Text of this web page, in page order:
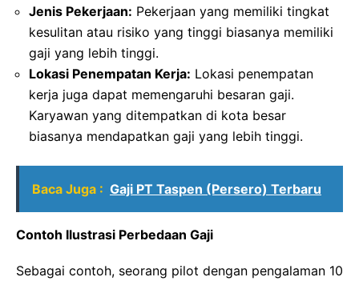
Jenis Pekerjaan: Pekerjaan yang memiliki tingkat
kesulitan atau risiko yang tinggi biasanya memiliki
gaji yang lebih tinggi.
Lokasi Penempatan Kerja: Lokasi penempatan
kerja juga dapat memengaruhi besaran gaji.
Karyawan yang ditempatkan di kota besar
biasanya mendapatkan gaji yang lebih tinggi.
Baca Juga : Gaji PT Taspen (Persero) Terbaru
Contoh Ilustrasi Perbedaan Gaji
Sebagai contoh, seorang pilot dengan pengalaman 10